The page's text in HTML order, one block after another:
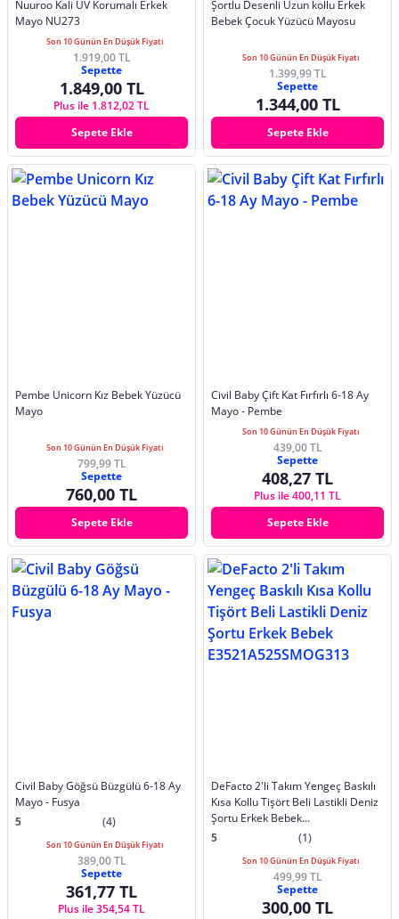
Nuuroo Kali UV Korumalı Erkek
Mayo NU273
Son 10 Günün En Düşük Fiyatı
1.919,00 TL
Sepette
1.849,00 TL
Plus ile 1.812,02 TL
Sepete Ekle
Şortlu Desenli Uzun kollu Erkek
Bebek Çocuk Yüzücü Mayosu
Son 10 Günün En Düşük Fiyatı
1.399,99 TL
Sepette
1.344,00 TL
Sepete Ekle
Pembe Unicorn Kız Bebek Yüzücü
Mayo
Son 10 Günün En Düşük Fiyatı
799,99 TL
Sepette
760,00 TL
Sepete Ekle
Civil Baby Çift Kat Fırfırlı 6-18 Ay
Mayo - Pembe
Son 10 Günün En Düşük Fiyatı
439,00 TL
Sepette
408,27 TL
Plus ile 400,11 TL
Sepete Ekle
Civil Baby Göğsü Büzgülü 6-18 Ay
Mayo - Fusya
5
(4)
Son 10 Günün En Düşük Fiyatı
389,00 TL
Sepette
361,77 TL
Plus ile 354,54 TL
DeFacto 2'li Takım Yengeç Baskılı
Kısa Kollu Tişört Beli Lastikli Deniz
Şortu Erkek Bebek
E3521A525SMOG313
5 (1)
Son 10 Günün En Düşük Fiyatı
499,99 TL
Sepette
300,00 TL